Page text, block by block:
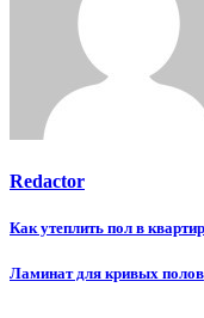
Redactor
Навигация
по
Как утеплить пол в
Ламинат для кривых полов